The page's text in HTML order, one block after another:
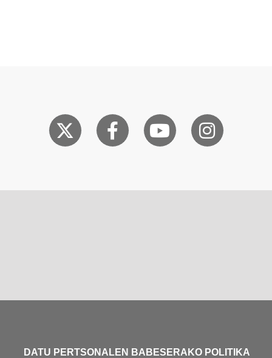
DATU PERTSONALEN BABESERAKO POLITIKA